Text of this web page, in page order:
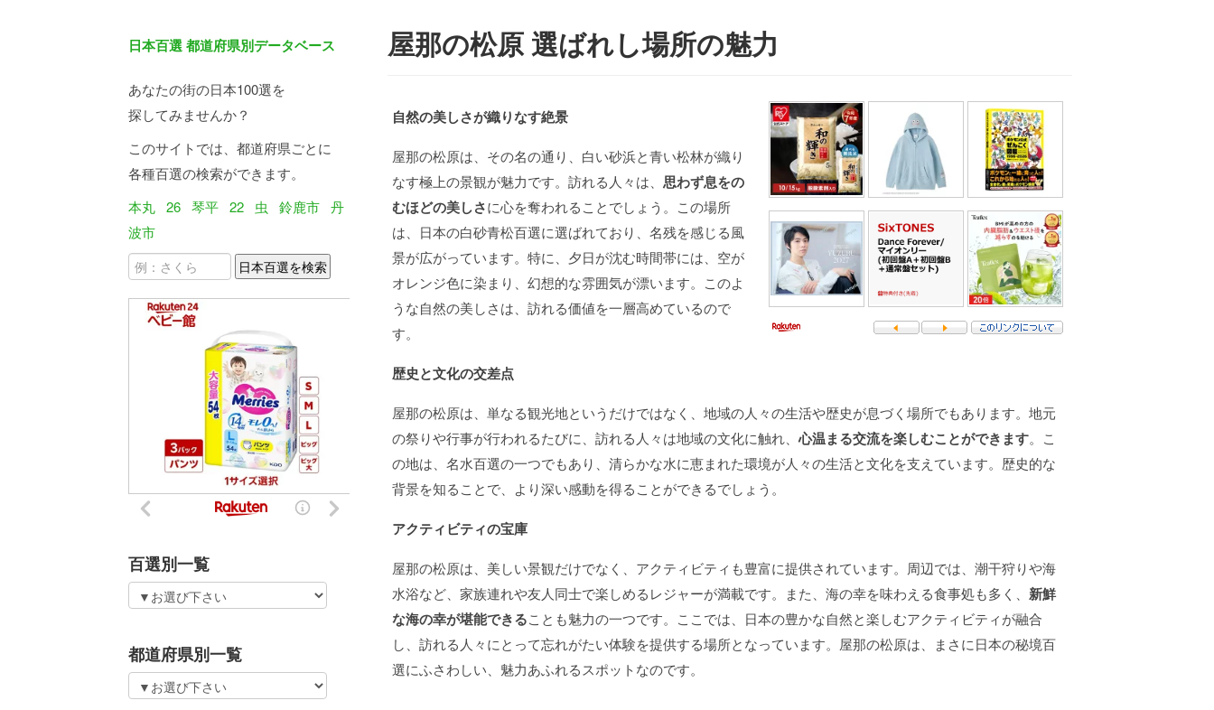
日本百選 都道府県別データベース
あなたの街の日本100選を
探してみませんか？
このサイトでは、都道府県ごとに
各種百選の検索ができます。
本丸 26 琴平 22 虫 鈴鹿市 丹
波市
百選別一覧
都道府県別一覧
屋那の松原 選ばれし場所の魅力
自然の美しさが織りなす絶景
屋那の松原は、その名の通り、白い砂浜と青い松林が織り
なす極上の景観が魅力です。訪れる人々は、 思わず息をの
むほどの美しさに心を奪われることでしょう。この場所
は、日本の白砂青松百選に選ばれており、名残を感じる風
景が広がっています。特に、夕日が沈む時間帯には、空が
オレンジ色に染まり、幻想的な雰囲気が漂います。このよ
うな自然の美しさは、訪れる価値を一層高めているので
す。
歴史と文化の交差点
屋那の松原は、単なる観光地というだけではなく、地域の人々の生活や歴史が息づく場所でもあります。地元
の祭りや行事が行われるたびに、訪れる人々は地域の文化に触れ、心温まる交流を楽しむことができます。こ
の地は、名水百選の一つでもあり、清らかな水に恵まれた環境が人々の生活と文化を支えています。歴史的な
背景を知ることで、より深い感動を得ることができるでしょう。
アクティビティの宝庫
屋那の松原は、美しい景観だけでなく、アクティビティも豊富に提供されています。周辺では、潮干狩りや海
水浴など、家族連れや友人同士で楽しめるレジャーが満載です。また、海の幸を味わえる食事処も多く、 新鮮
な海の幸が堪能できることも魅力の一つです。ここでは、日本の豊かな自然と楽しむアクティビティが融合
し、訪れる人々にとって忘れがたい体験を提供する場所となっています。屋那の松原は、まさに日本の秘境百
選にふさわしい、魅力あふれるスポットなのです。